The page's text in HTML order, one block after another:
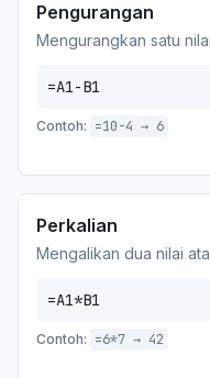
Pengurangan
Mengurangkan satu
=A1-B1
Contoh: =10-4 → 6
Perkalian
Mengalikan dua nilai
=A1*B1
Contoh: =6*7 → 42